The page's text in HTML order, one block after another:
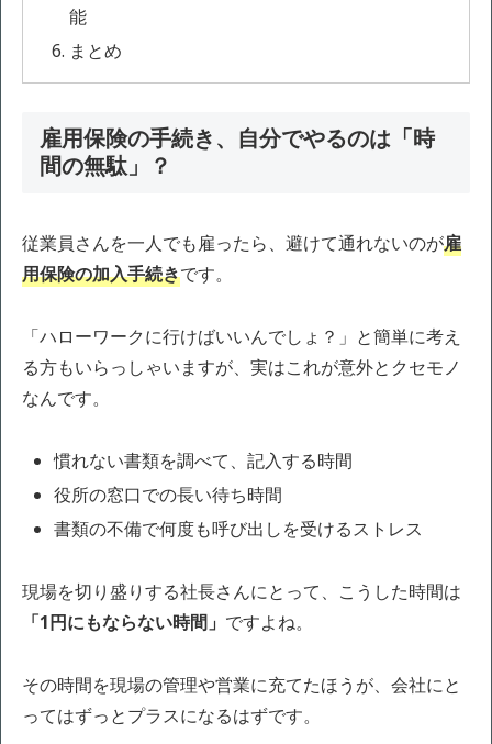
能
まとめ
雇用保険の手続き、自分でやるのは「時
間の無駄」？
従業員さんを一人でも雇ったら、避けて通れないのが雇
用保険の加入手続きです。
「ハローワークに行けばいいんでしょ？」と簡単に考え
る方もいらっしゃいますが、実はこれが意外とクセモノ
なんです。
慣れない書類を調べて、記入する時間
役所の窓口での長い待ち時間
書類の不備で何度も呼び出しを受けるストレス
現場を切り盛りする社長さんにとって、こうした時間は
「1円にもならない時間」 ですよね。
その時間を現場の管理や営業に充てたほうが、会社にと
ってはずっとプラスになるはずです。